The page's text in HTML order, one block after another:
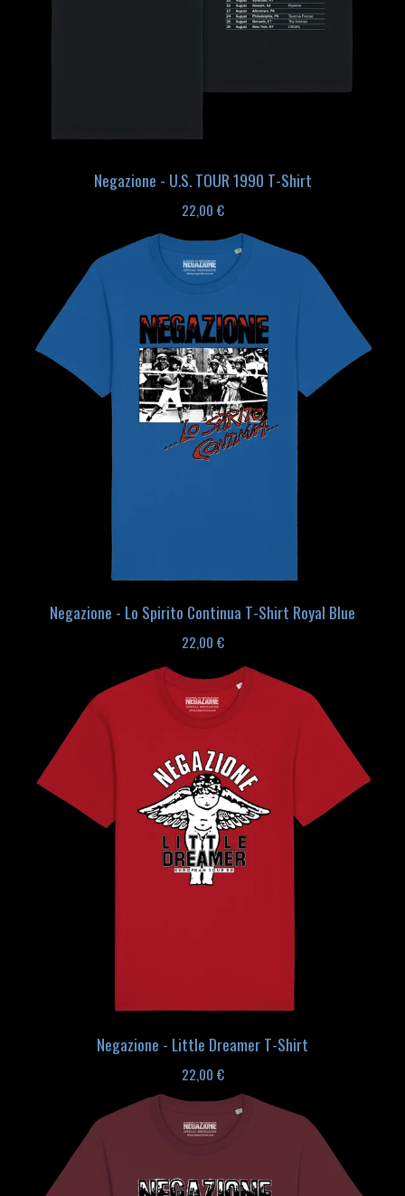
Negazione - U.S. TOUR 1990 T-Shirt
22,00 €
Negazione - Lo Spirito Continua T-Shirt Royal Blue
22,00 €
Negazione - Little Dreamer T-Shirt
22,00 €